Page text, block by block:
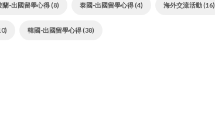
蘭-出國留學心得 (8) 泰國-出國留學心得 (4) 海外交流活動 (16)
韓國-出國留學心得 (38)